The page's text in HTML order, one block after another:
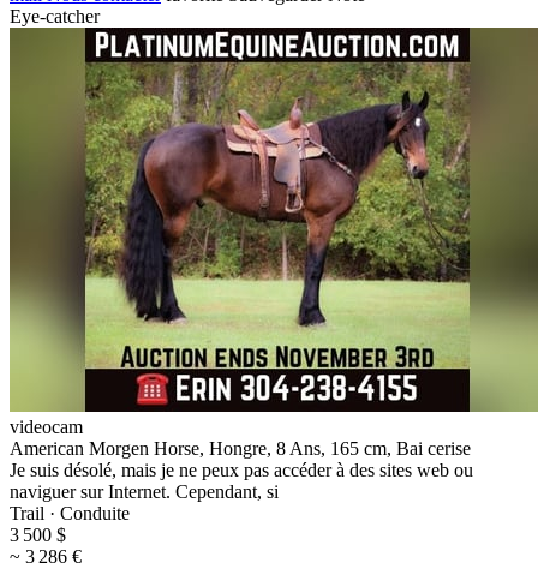
Eye-catcher
videocam
American Morgen Horse, Hongre, 8 Ans, 165 cm, Bai cerise
Je suis désolé, mais je ne peux pas accéder à des sites web ou
naviguer sur Internet. Cependant, si
Trail · Conduite
3 500 $
~ 3 286 €